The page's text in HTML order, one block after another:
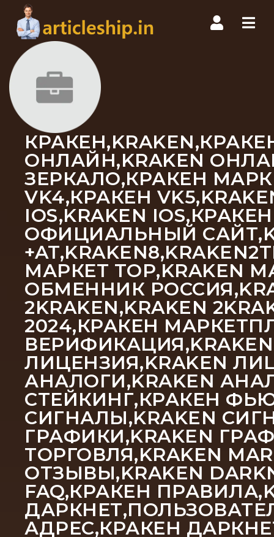
ОНЛАЙН,KRAKEN
ЗЕРКАЛО,КРАКЕН
VK4,КРАКЕН
IOS,KRAKEN
ОФИЦИАЛЬНЫЙ
МАРКЕТ ТОР,KRAKEN
ОБМЕННИК
2KRAKEN,KRAKEN
2024,КРАКЕН
ЛИЦЕНЗИЯ,KRAKEN
АНАЛОГИ,KRAKEN
СТЕЙКИНГ,КРАКЕН
СИГНАЛЫ,KRAKEN
ГРАФИКИ,KRAKEN
ТОРГОВЛЯ,KRAKEN
ОТЗЫВЫ,KRAKEN
FAQ,КРАКЕН
АДРЕС,КРАКЕН